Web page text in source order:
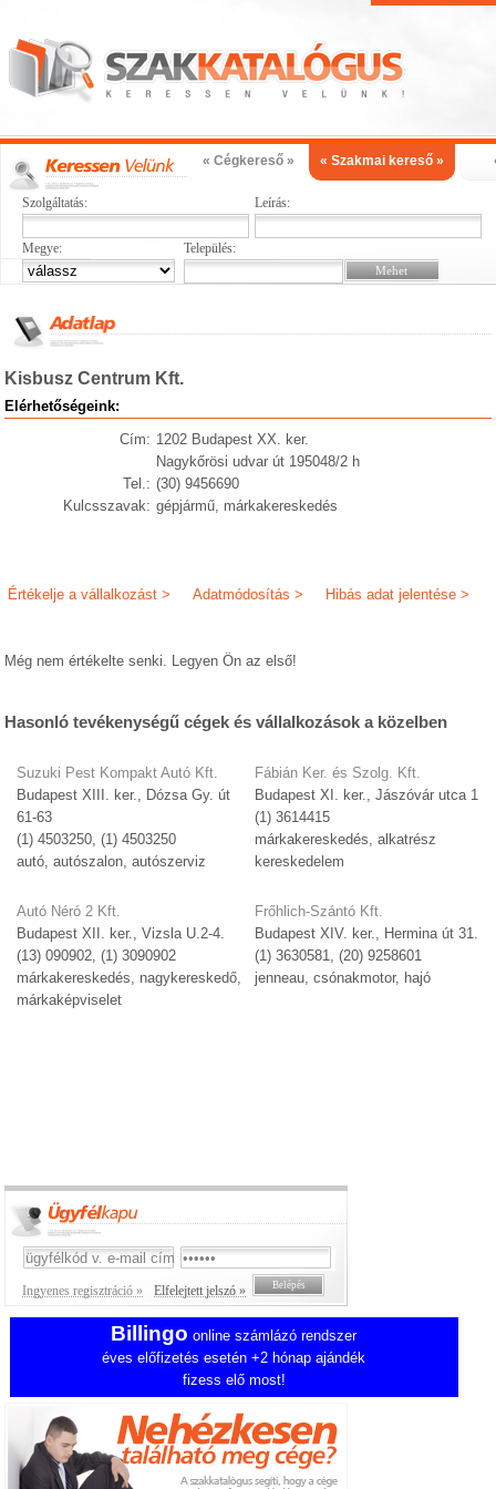
« Cégkereső » « Szakmai kereső »
Szolgáltatás: Leírás:
Megye: Település:
Kisbusz Centrum Kft.
Elérhetőségeink:
Cím: 1202 Budapest XX. ker.
Nagykőrösi udvar út 195048/2 h
Tel.: (30) 9456690
Kulcsszavak: gépjármű, márkakereskedés
Hibás adat jelentése >
Adatmódosítás >
Értékelje a vállalkozást >
Még nem értékelte senki. Legyen Ön az első!
Hasonló tevékenységű cégek és vállalkozások a közelben
Suzuki Pest Kompakt Autó Kft.
Budapest XIII. ker., Dózsa Gy. út
61-63
(1) 4503250, (1) 4503250
autó, autószalon, autószerviz
Autó Néró 2 Kft.
Budapest XII. ker., Vizsla U.2-4.
(13) 090902, (1) 3090902
márkakereskedés, nagykereskedő,
márkaképviselet
Fábián Ker. és Szolg. Kft.
Budapest XI. ker., Jászóvár utca 1
(1) 3614415
márkakereskedés, alkatrész
kereskedelem
Frőhlich-Szántó Kft.
Budapest XIV. ker., Hermina út 31.
(1) 3630581, (20) 9258601
jenneau, csónakmotor, hajó
Ingyenes regisztráció » Elfelejtett jelszó »
Billingo online számlázó rendszer
éves előfizetés esetén +2 hónap ajándék
fizess elő most!